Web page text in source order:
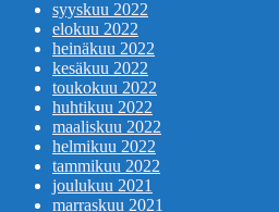
syyskuu 2022
elokuu 2022
heinäkuu 2022
kesäkuu 2022
toukokuu 2022
huhtikuu 2022
maaliskuu 2022
helmikuu 2022
tammikuu 2022
joulukuu 2021
marraskuu 2021